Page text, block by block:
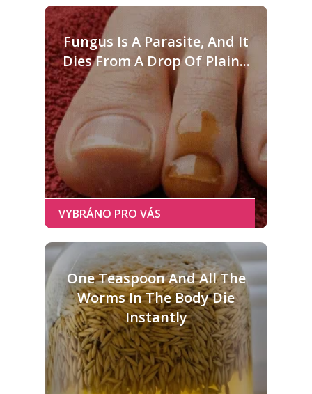
Fungus Is A Parasite, And It
Dies From A Drop Of Plain...
One Teaspoon And All The
Worms In The Body Die
Instantly